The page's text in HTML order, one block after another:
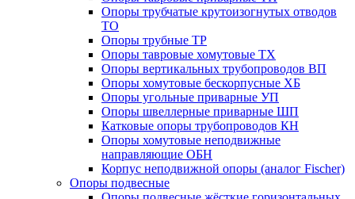
Опоры трубчатые крутоизогнутых отводов
ТО
Опоры трубные ТР
Опоры тавровые хомутовые ТХ
Опоры вертикальных трубопроводов ВП
Опоры хомутовые бескорпусные ХБ
Опоры угольные приварные УП
Опоры швеллерные приварные ШП
Катковые опоры трубопроводов КН
Опоры хомутовые неподвижные
направляющие ОБН
Корпус неподвижной опоры (аналог Fischer)
Опоры подвесные